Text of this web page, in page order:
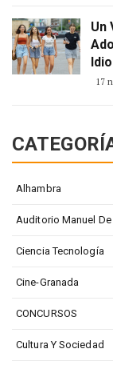
Un
17
Alhambra
Auditorio Manuel De
Ciencia Tecnología
Cine-Granada
CONCURSOS
Cultura Y Sociedad